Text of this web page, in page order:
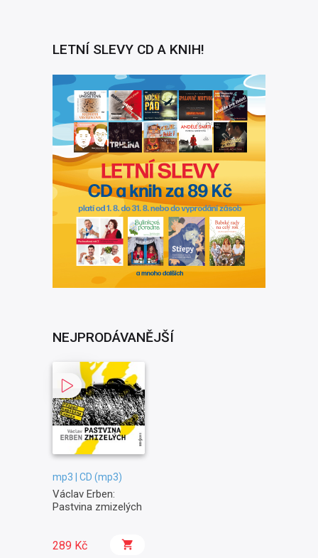
LETNÍ SLEVY CD A KNIH!
NEJPRODÁVANĚJŠÍ
mp3 | CD (mp3)
Václav Erben:
Pastvina zmizelých
289 Kč